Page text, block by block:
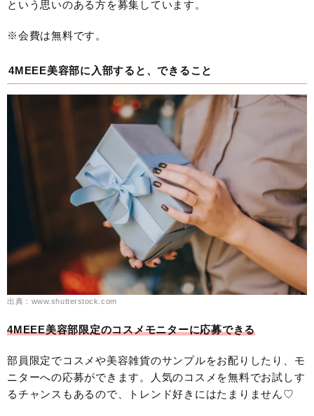
という思いのある方を募集しています。
※会費は無料です。
4MEEE美容部に入部すると、できること
出典：www.shutterstock.com
4MEEE美容部限定のコスメモニターに応募できる
部員限定でコスメや美容雑貨のサンプルをお配りしたり、モ
ニターへの応募ができます。人気のコスメを無料でお試しす
るチャンスもあるので、トレンド好きにはたまりません♡